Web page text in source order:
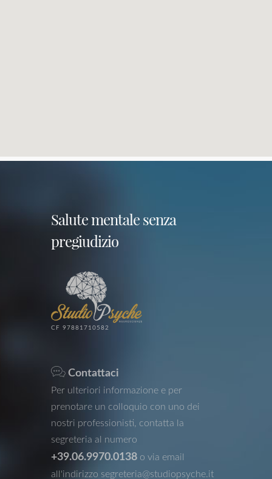
Salute mentale senza
pregiudizio
CF 97881710582
Contattaci
Per ulteriori informazione e per
prenotare un colloquio con uno dei
nostri professionisti, contatta la
segreteria al numero
+39.06.9970.0138 o via email
all'indirizzo segreteria@studiopsyche.it